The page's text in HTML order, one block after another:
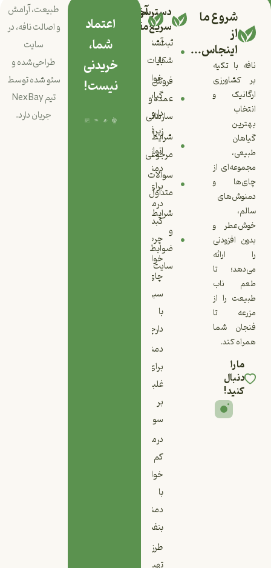
شروع ما
از
اینجاس...
نافه با تکیه
بر کشاورزی
ارگانیک و
انتخاب
بهترین
گیاهان
طبیعی،
مجموعه‌ای از
چای‌ها و
دمنوش‌های
سالم،
خوش‌عطر و
بدون افزودنی
را ارائه
می‌دهد؛ تا
طعم ناب
طبیعت را از
مزرعه تا
فنجان شما
همراه کند.
ما را
دنبال
کنید!
دسترسی
سریع
ثبت
شکایات
فروش
عمده و
سازمانی
شرایط
مرجوعی
سوالات
متداول
شرایط
و
ضوابط
سایت
آخرین
مقالات
آشنایی
با
خواص
گیاه
دارویی
زیرفون
انواع
دمنوش
برای
درمان
کبد
چرب
خواص
چای
سبز
با
دارچین
دمنوش
برای
غلبه
بر
سودا
درمان
کم
خوابی
با
دمنوش
بنفشه
طرز
اعتماد
شما،
خریدنی
نیست!
طبیعت، آرامش
و اصالت نافه، در
سایت
طراحی‌شده و
سئو شده توسط
تیمNexBay
جریان دارد.